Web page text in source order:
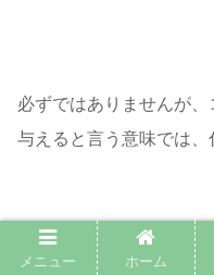
必ずではありませんが
与えると言う意味では、
メニュー ホーム